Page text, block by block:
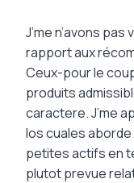
J’me n’avons
rapport aux
Ceux-pour le
produits
caractere. J’me
los cuales
petites actifs en
plutot prevue